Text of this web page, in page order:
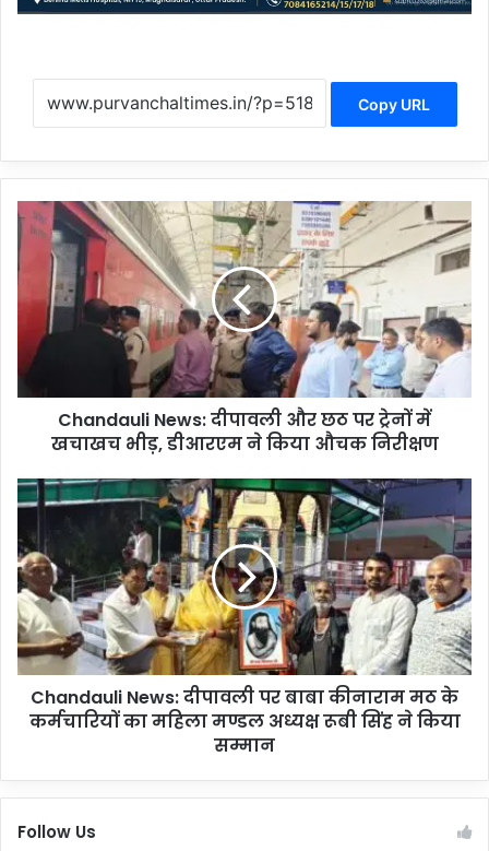
Copy URL
C
n
d
u
l
i
s
:
पा
व
ली
औ
र
नों
ख
Chandauli News: दीपावली और छठ पर ट्रेनों में
खचाखच भीड़, डीआरएम ने किया औचक निरीक्षण
C
h
a
n
d
a
u
l
i
पा
Chandauli News: दीपावली पर बाबा कीनाराम मठ के
कर्मचारियों का महिला मण्डल अध्यक्ष रूबी सिंह ने किया
सम्मान
Follow Us